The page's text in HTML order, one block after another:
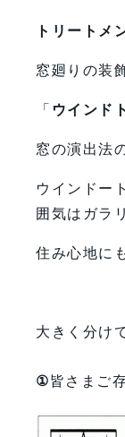
トリートメ
窓廻りの装
「 ウインド
窓の演出法
ウインドー
囲気はガラ
住み心地に
大きく分け
①皆さまご